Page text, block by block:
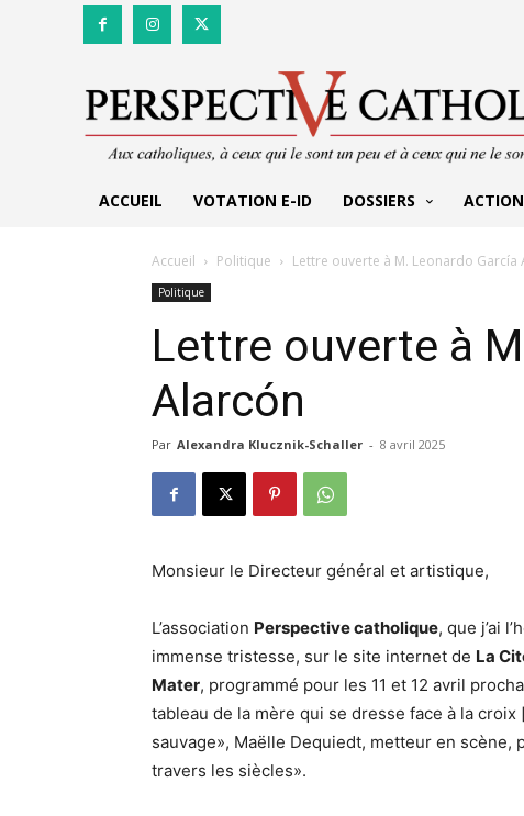
ACCUEIL VOTATION E-ID DOSSIERS
Accueil Politique Lettre ouverte à M. Leonardo García
Politique
Lettre ouverte à
Alarcón
Par Alexandra Klucznik-Schaller - 8 avril 2025
Monsieur le Directeur général et artistique,
L’association Perspective catholique, que j’ai
immense tristesse, sur le site internet de La
Mater, programmé pour les 11 et 12 avril
tableau de la mère qui se dresse face à la
sauvage», Maëlle Dequiedt, metteur en
travers les siècles».